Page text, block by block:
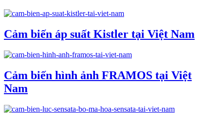
Cảm biến áp suất Kistler tại Việt Nam
Cảm biến hình ảnh FRAMOS tại Việt
Nam